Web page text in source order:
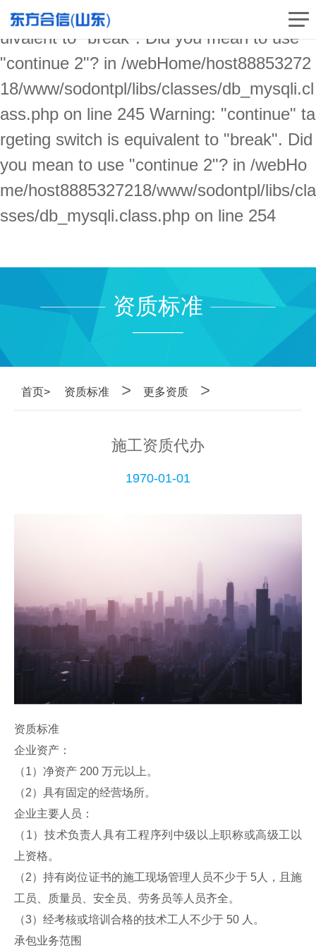
Warning: "continue" targeting switch is eq
uivalent to "break". Did you mean to use
"continue 2"? in /webHome/host88853272
18/www/sodontpl/libs/classes/db_mysqli.cl
ass.php on line 245 Warning: "continue" ta
rgeting switch is equivalent to "break". Did
you mean to use "continue 2"? in /webHo
me/host8885327218/www/sodontpl/libs/cla
sses/db_mysqli.class.php on line 254
资质标准
————
首页> 资质标准 > 更多资质 >
施工资质代办
1970-01-01
资质标准
企业资产：
（1）净资产 200 万元以上。
（2）具有固定的经营场所。
企业主要人员：
（1）技术负责人具有工程序列中级以上职称或高级工以
上资格。
（2）持有岗位证书的施工现场管理人员不少于 5人，且施
工员、质量员、安全员、劳务员等人员齐全。
（3）经考核或培训合格的技术工人不少于 50 人。
承包业务范围